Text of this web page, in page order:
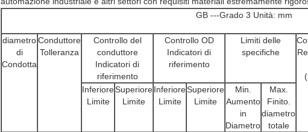
GB ---Grado 3 Unità: mm
diametro
di
Condotta
Conduttore
Tolleranza
Controllo del
conduttore
Indicatori di
riferimento
Controllo OD
Indicatori di
riferimento
Limiti delle
specifiche
Inferiore
Limite
Superiore
Limite
Inferiore
Limite
Superiore
Limite
Min.
Aumento
in
Diametro
Max.
Finito.
diametro
totale